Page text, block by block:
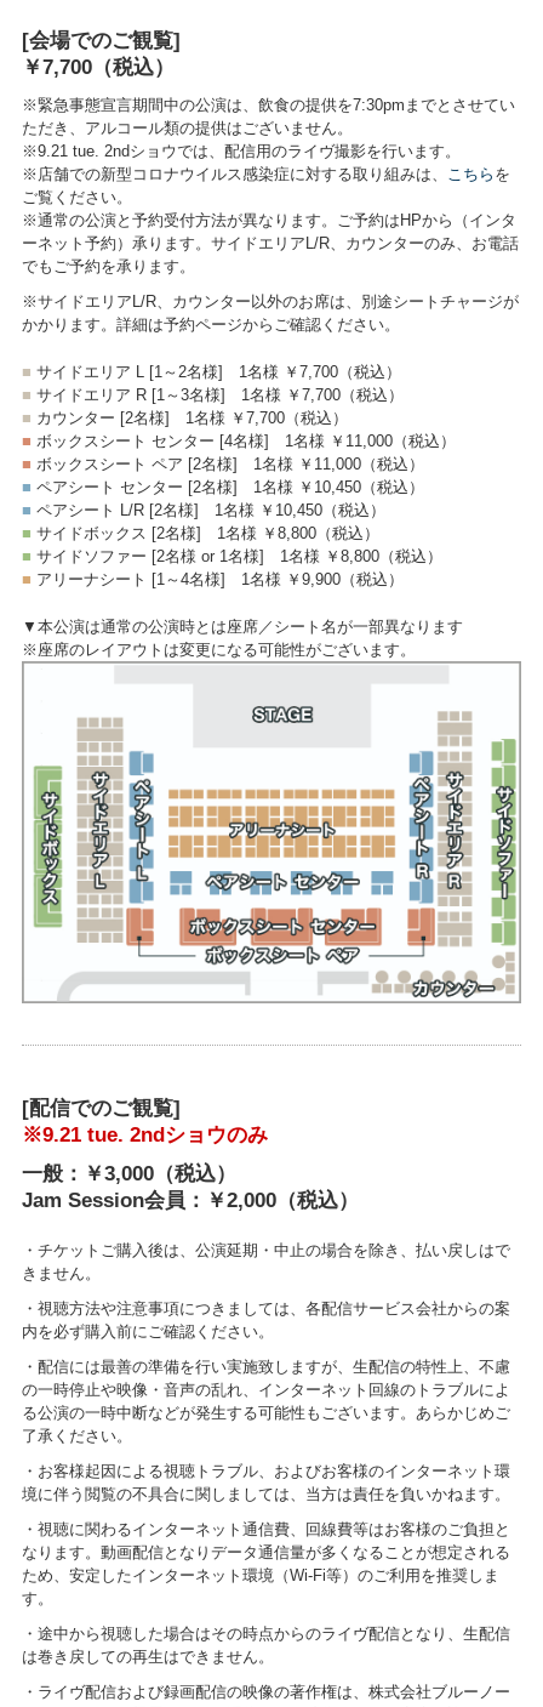
[会場でのご観覧]
￥7,700 （税込）
※緊急事態宣言期間中の公演は、飲食の提供を7:30pmまでとさせてい
ただき、アルコール類の提供はございません。
※9.21 tue. 2ndショウでは、配信用のライヴ撮影を行います。
※店舗での新型コロナウイルス感染症に対する取り組みは、 こちら を
ご覧ください。
※通常の公演と予約受付方法が異なります。ご予約はHPから（インタ
ーネット予約）承ります。サイドエリアL/R、カウンターのみ、お電話
でもご予約を承ります。
※サイドエリアL/R、カウンター以外のお席は、別途シートチャージが
かかります。詳細は予約ページからご確認ください。
■ サイドエリア L [1～2名様] 1名様 ￥7,700 （税込）
■ サイドエリア R [1～3名様] 1名様 ￥7,700 （税込）
■ カウンター [2名様] 1名様 ￥7,700 （税込）
■ ボックスシート センター [4名様] 1名様 ￥11,000 （税込）
■ ボックスシート ペア [2名様] 1名様 ￥11,000 （税込）
■ ペアシート センター [2名様] 1名様 ￥10,450 （税込）
■ ペアシート L/R [2名様] 1名様 ￥10,450 （税込）
■ サイドボックス [2名様] 1名様 ￥8,800 （税込）
■ サイドソファー [2名様 or 1名様] 1名様 ￥8,800 （税込）
■ アリーナシート [1～4名様] 1名様 ￥9,900 （税込）
▼本公演は通常の公演時とは座席／シート名が一部異なります
※座席のレイアウトは変更になる可能性がございます。
[配信でのご観覧]
※9.21 tue. 2ndショウのみ
一般：￥3,000（税込）
Jam Session会員：￥2,000（税込）
・チケットご購入後は、公演延期・中止の場合を除き、払い戻しはで
きません。
・視聴方法や注意事項につきましては、各配信サービス会社からの案
内を必ず購入前にご確認ください。
・配信には最善の準備を行い実施致しますが、生配信の特性上、不慮
の一時停止や映像・音声の乱れ、インターネット回線のトラブルによ
る公演の一時中断などが発生する可能性もございます。あらかじめご
了承ください。
・お客様起因による視聴トラブル、およびお客様のインターネット環
境に伴う閲覧の不具合に関しましては、当方は責任を負いかねます。
・視聴に関わるインターネット通信費、回線費等はお客様のご負担と
なります。動画配信となりデータ通信量が多くなることが想定される
ため、安定したインターネット環境（Wi-Fi等）のご利用を推奨しま
す。
・途中から視聴した場合はその時点からのライヴ配信となり、生配信
は巻き戻しての再生はできません。
・ライヴ配信および録画配信の映像の著作権は、株式会社ブルーノー